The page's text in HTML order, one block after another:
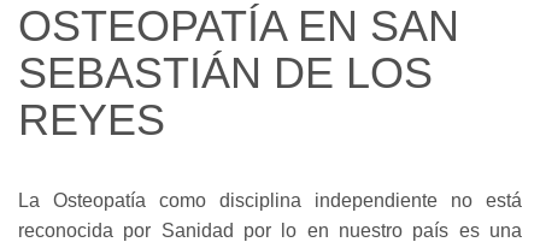
OSTEOPATÍA EN SAN
SEBASTIÁN DE LOS
REYES
La Osteopatía como disciplina independiente no está
reconocida por Sanidad por lo en nuestro país es una